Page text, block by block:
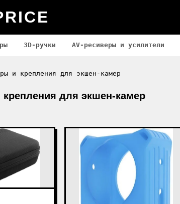
3D-ручки AV-ресиверы и усилители
и крепления для экшен-камер
крепления для экшен-камер